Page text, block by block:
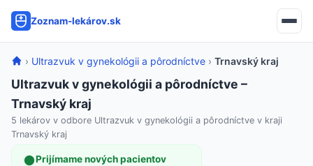
Zoznam-lekárov.sk
› Ultrazvuk v gynekológii a pôrodníctve › Trnavský kraj
Ultrazvuk v gynekológii a pôrodníctve –
Trnavský kraj
5 lekárov v odbore Ultrazvuk v gynekológii a pôrodníctve v kraji
Trnavský kraj
Prijímame nových pacientov